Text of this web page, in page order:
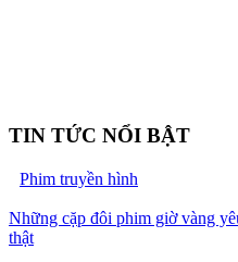
TIN TỨC NỔI BẬT
Phim truyền hình
Những cặp đôi phim giờ vàng
thật